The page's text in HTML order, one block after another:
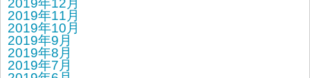
2019年11月
2019年10月
2019年9月
2019年8月
2019年7月